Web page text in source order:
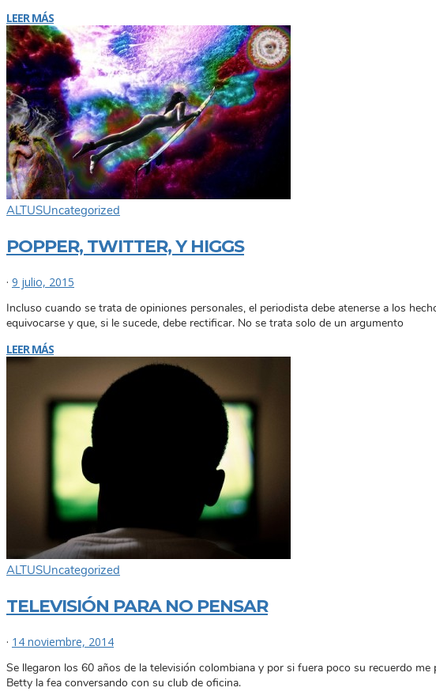
LEER MÁS
ALTUSUncategorized
POPPER, TWITTER, Y HIGGS
· 9 julio, 2015
Incluso cuando se trata de opiniones personales, el periodista debe atenerse a los
equivocarse y que, si le sucede, debe rectificar. No se trata solo de un argumento
LEER MÁS
ALTUSUncategorized
TELEVISIÓN PARA NO PENSAR
· 14 noviembre, 2014
Se llegaron los 60 años de la televisión colombiana y por si fuera poco su recuerdo
Betty la fea conversando con su club de oficina.